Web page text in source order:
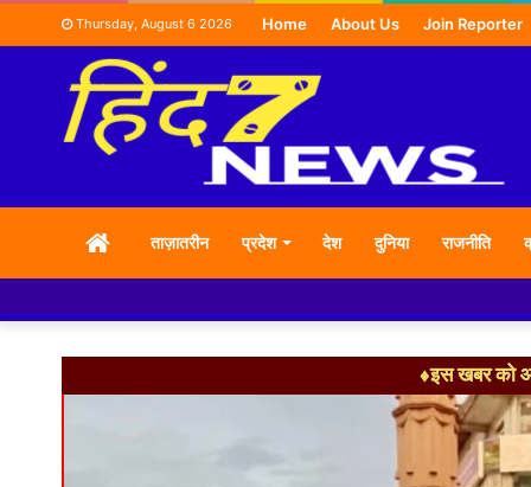
Thursday, August 6 2026 Home About Us Join Reporter
HOMEताज़ातरीन प्रदेश देश दुनिया राजनीति
♦इस खबर को